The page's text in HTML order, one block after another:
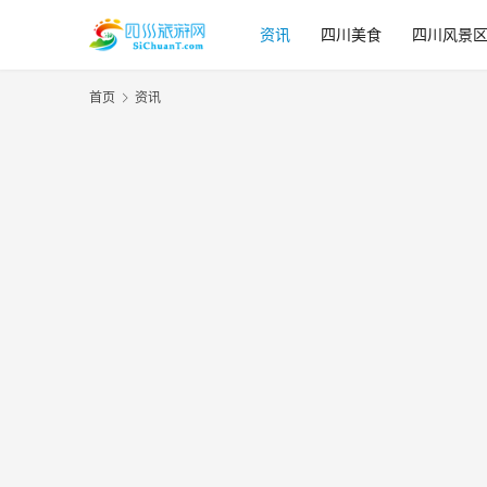
资讯 四川美食 四川风景区
首页 资讯